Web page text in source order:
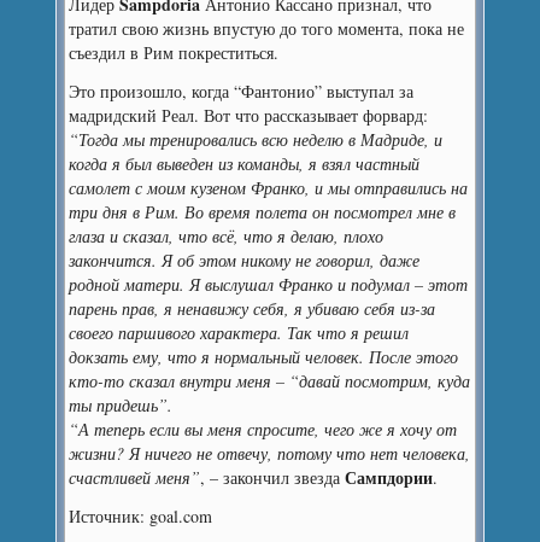
тратил свою жизнь впустую до того момента, пока не
съездил в Рим покреститься.
Это произошло, когда “Фантонио” выступал за
мадридский Реал. Вот что рассказывает форвард:
“Тогда мы тренировались всю неделю в Мадриде, и
когда я был выведен из команды, я взял частный
самолет с моим кузеном Франко, и мы отправились на
три дня в Рим. Во время полета он посмотрел мне в
глаза и сказал, что всё, что я делаю, плохо
закончится. Я об этом никому не говорил, даже
родной матери. Я выслушал Франко и подумал – этот
парень прав, я ненавижу себя, я убиваю себя из-за
своего паршивого характера. Так что я решил
докзать ему, что я нормальный человек. После этого
кто-то сказал внутри меня – “давай посмотрим, куда
ты придешь”.
“А теперь если вы меня спросите, чего же я хочу от
жизни? Я ничего не отвечу, потому что нет человека,
счастливей меня”, – закончил звездаСампдории.
Источник: goal.com